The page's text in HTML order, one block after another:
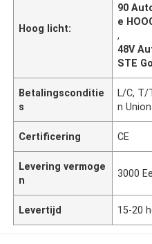
Hoog licht:
90
e
,
48V
STE
Betalingsconditie
s
L/C, T/
n Union
Certificering CE
Levering vermoge
n
3000
Levertijd 15-20